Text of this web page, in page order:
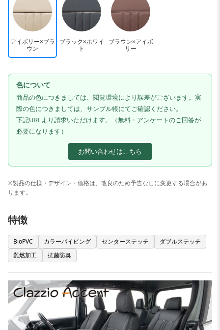
アイボリー×ブラ
ウン
ブラック×ホワイ
ト
ブラウン×アイボ
リー
色について
商品の色につきましては、閲覧環境により誤差がございます。実
際の色につきましては、サンプル帳にてご確認ください。
下記URLより請求いただけます。（無料・アンケートのご回答が
必要になります）
お問い合わせはこちら
※製品の仕様・デザイン・価格は、改良のため予告なしに変更する場合があ
ります。
特徴
BioPVC カラーパイピング センターステッチ
ダブルステッチ
難燃加工
抗菌防臭